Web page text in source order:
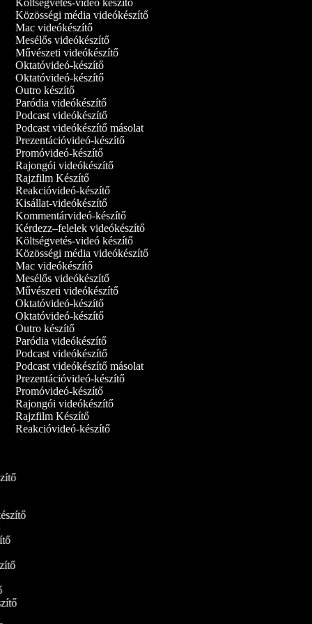
Költségvetés-videó készítő
Közösségi média videókészítő
Mac videókészítő
Mesélős videókészítő
Művészeti videókészítő
Oktatóvideó-készítő
Oktatóvideó‑készítő
Outro készítő
Paródia videókészítő
Podcast videókészítő
Podcast videókészítő másolat
Prezentációvideó-készítő
Promóvideó-készítő
Rajongói videókészítő
Rajzfilm Készítő
Reakcióvideó-készítő
Kisállat-videókészítő
Kommentárvideó-készítő
Kérdezz–felelek videókészítő
Költségvetés-videó készítő
Közösségi média videókészítő
Mac videókészítő
Mesélős videókészítő
Művészeti videókészítő
Oktatóvideó-készítő
Oktatóvideó‑készítő
Outro készítő
Paródia videókészítő
Podcast videókészítő
Podcast videókészítő másolat
Prezentációvideó-készítő
Promóvideó-készítő
Rajongói videókészítő
Rajzfilm Készítő
Reakcióvideó-készítő